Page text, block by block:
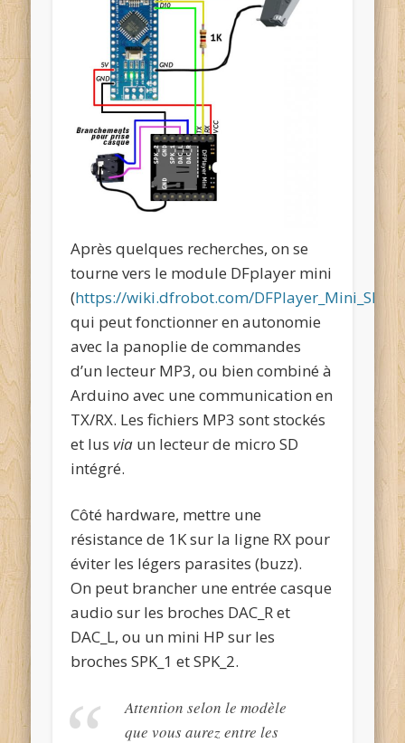
Après quelques recherches, on se
tourne vers le module DFplayer mini
(https://wiki.dfrobot.com/
qui peut fonctionner en autonomie
avec la panoplie de commandes
d’un lecteur MP3, ou bien combiné à
Arduino avec une communication en
TX/RX. Les fichiers MP3 sont stockés
et lusvia un lecteur de micro SD
intégré.
Côté hardware, mettre une
résistance de 1K sur la ligne RX pour
éviter les légers parasites (buzz).
On peut brancher une entrée casque
audio sur les broches DAC_R et
DAC_L, ou un mini HP sur les
broches SPK_1 et SPK_2.
Attention selon le modèle
que vous aurez entre les